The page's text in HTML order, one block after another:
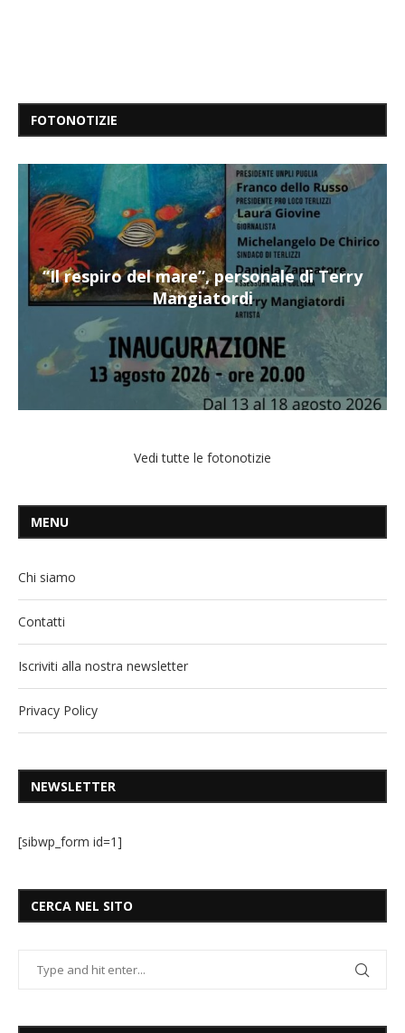
FOTONOTIZIE
“Il respiro del mare”, personale di Terry
Mangiatordi
Vedi tutte le fotonotizie
MENU
Chi siamo
Contatti
Iscriviti alla nostra newsletter
Privacy Policy
NEWSLETTER
[sibwp_form id=1]
CERCA NEL SITO